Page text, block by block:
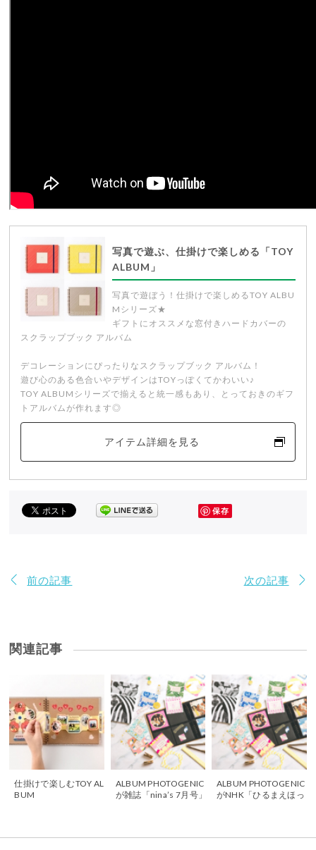
写真で遊ぶ、仕掛けで楽しめる「TOY
ALBUM」
写真で遊ぼう！仕掛けで楽しめるTOY ALBU
Mシリーズ★
ギフトにオススメな窓付きハードカバーの
スクラップブック アルバム
デコレーションにぴったりなスクラップブック アルバム！
遊び心のある色合いやデザインはTOYっぽくてかわいい♪
TOY ALBUMシリーズで揃えると統一感もあり、とっておきのギフ
トアルバムが作れます◎
アイテム詳細を見る
保存
前の記事 次の記事
関連記事
仕掛けで楽しむTOY AL
BUM
ALBUM PHOTOGENIC
が雑誌「nina’s 7月号」
ALBUM PHOTOGENIC
がNHK「ひるまえほっ